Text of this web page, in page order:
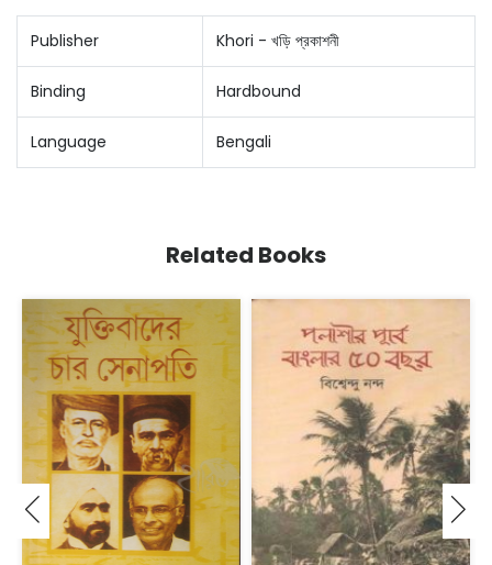
Publisher Khori - খড়ি প্রকাশনী
Binding Hardbound
Language Bengali
Related Books